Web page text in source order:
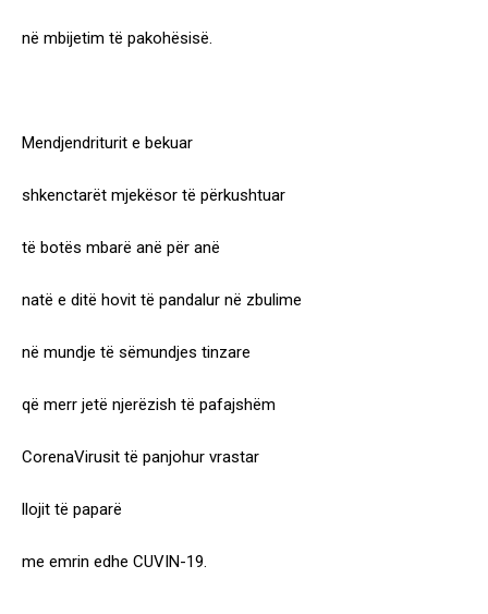
në mbijetim të pakohësisë.
Mendjendriturit e bekuar
shkenctarët mjekësor të përkushtuar
të botës mbarë anë për anë
natë e ditë hovit të pandalur në zbulime
në mundje të sëmundjes tinzare
që merr jetë njerëzish të pafajshëm
CorenaVirusit të panjohur vrastar
llojit të paparë
me emrin edhe CUVIN-19.